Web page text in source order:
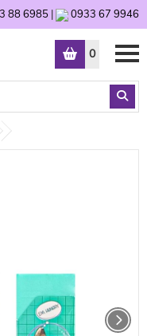
88 6985 | 0933 67 9946
0